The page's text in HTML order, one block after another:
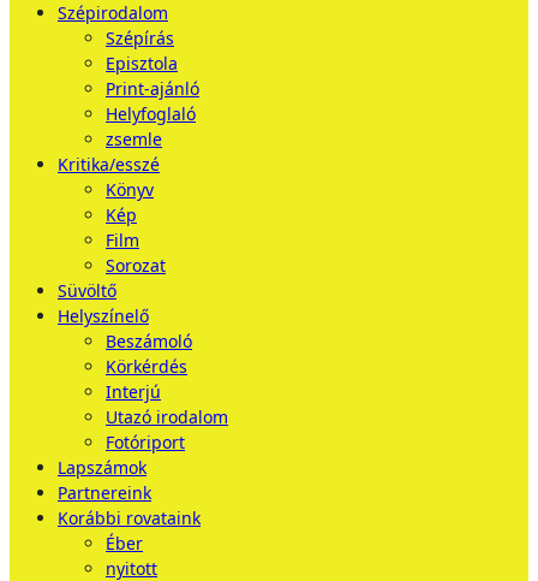
Szépirodalom
Szépírás
Episztola
Print-ajánló
Helyfoglaló
zsemle
Kritika/esszé
Könyv
Kép
Film
Sorozat
Süvöltő
Helyszínelő
Beszámoló
Körkérdés
Interjú
Utazó irodalom
Fotóriport
Lapszámok
Partnereink
Korábbi rovataink
Éber
nyitott